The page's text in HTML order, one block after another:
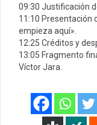
09:30 Justificación
11:10 Presentación
empieza aquí».
12:25 Créditos y
13:05 Fragmento
Víctor Jara.